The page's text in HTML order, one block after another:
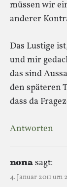
müssen wir
anderer
Das Lustige
und mir
das sind
den späteren
dass da
Antworten
nonasagt:
4. Januar 2011 um